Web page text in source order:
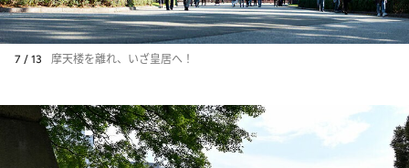
7 / 13 摩天楼を離れ、いざ皇居へ！